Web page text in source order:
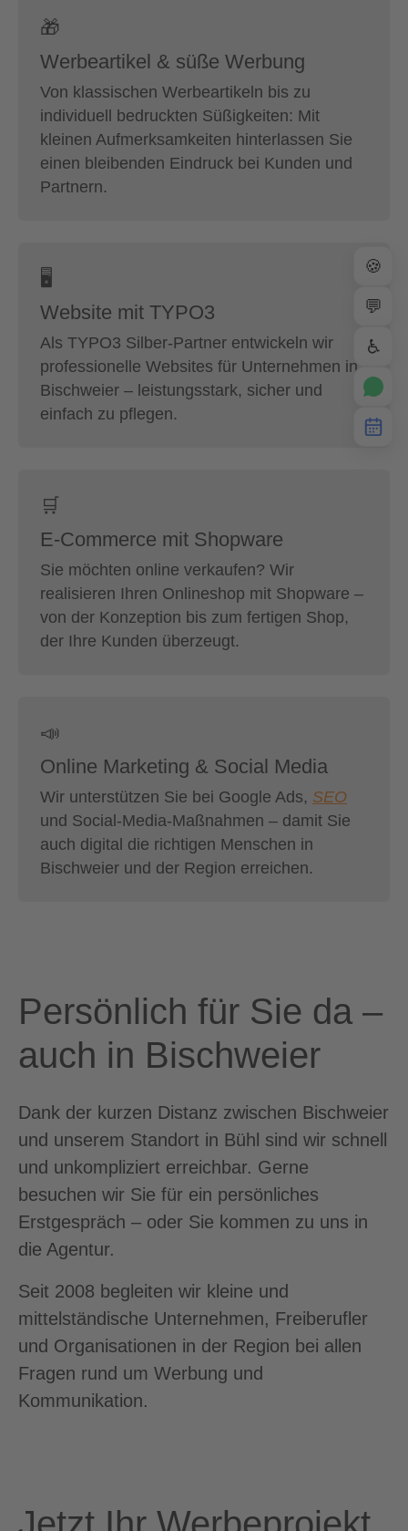
🎁
Werbeartikel & süße Werbung
Von klassischen Werbeartikeln bis zu
individuell bedruckten Süßigkeiten: Mit
kleinen Aufmerksamkeiten hinterlassen Sie
einen bleibenden Eindruck bei Kunden und
Partnern.
🖥
Website mit TYPO3
Als TYPO3 Silber-Partner entwickeln wir
professionelle Websites für Unternehmen in
Bischweier – leistungsstark, sicher und
einfach zu pflegen.
🛒
E-Commerce mit Shopware
Sie möchten online verkaufen? Wir
realisieren Ihren Onlineshop mit Shopware –
von der Konzeption bis zum fertigen Shop,
der Ihre Kunden überzeugt.
📣
Online Marketing & Social Media
Wir unterstützen Sie bei Google Ads, SEO
und Social-Media-Maßnahmen – damit Sie
auch digital die richtigen Menschen in
Bischweier und der Region erreichen.
Persönlich für Sie da –
auch in Bischweier
Dank der kurzen Distanz zwischen Bischweier
und unserem Standort in Bühl sind wir schnell
und unkompliziert erreichbar. Gerne
besuchen wir Sie für ein persönliches
Erstgespräch – oder Sie kommen zu uns in
die Agentur.
Seit 2008 begleiten wir kleine und
mittelständische Unternehmen, Freiberufler
und Organisationen in der Region bei allen
Fragen rund um Werbung und
Kommunikation.
🍪
💬
♿